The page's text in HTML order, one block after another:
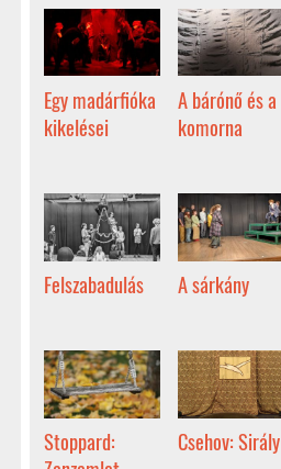
Egy madárfióka
kikelései
A bárónő és a
komorna
Felszabadulás A sárkány
Stoppard:
Csehov: Sirály